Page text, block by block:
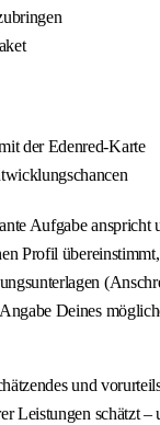
der Edenred-Karte
Aufgabe anspricht
Profil
Deines
und
Leistungen schätzt –